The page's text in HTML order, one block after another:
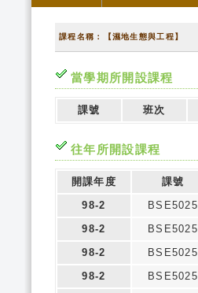
課程名稱：【濕地生態與工程】
當學期所開設課程
課號 班次
往年所開設課程
開課年度 課號
98-2
BSE5025
98-2
BSE5025
98-2
BSE5025
98-2
BSE5025